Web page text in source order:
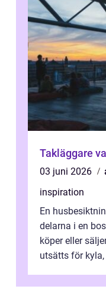
Takläggare
03 juni 2026
inspiration
En
delarna i en
köper eller
utsätts för kyla,